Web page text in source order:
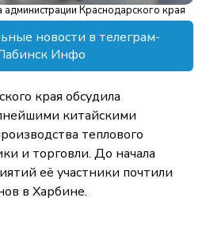
Краснодарского края
новости в телеграм-
Инфо
края обсудила
китайскими
теплового
и торговли. До начала
её участники почтили
в Харбине.